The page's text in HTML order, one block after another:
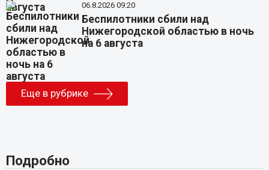
06.8.2026 09:20
Беспилотники сбили над
Нижегородской областью в ночь
на 6 августа
Еще в рубрике
Подробно